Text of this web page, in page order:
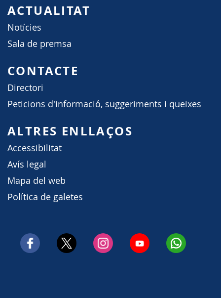
ACTUALITAT
Notícies
Sala de premsa
CONTACTE
Directori
Peticions d'informació, suggeriments i queixes
ALTRES ENLLAÇOS
Accessibilitat
Avís legal
Mapa del web
Política de galetes